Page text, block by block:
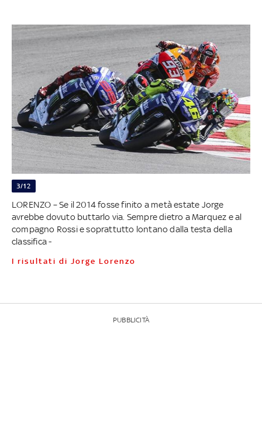
3/12
LORENZO – Se il 2014 fosse finito a metà estate Jorge
avrebbe dovuto buttarlo via. Sempre dietro a Marquez e al
compagno Rossi e soprattutto lontano dalla testa della
classifica -
I risultati di Jorge Lorenzo
PUBBLICITÀ